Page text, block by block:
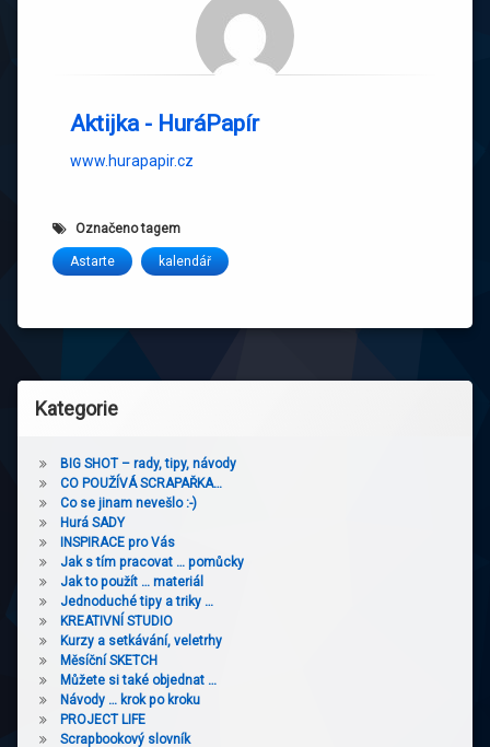
Aktijka - HuráPapír
www.hurapapir.cz
Označeno tagem
Astarte kalendář
Kategorie
BIG SHOT – rady, tipy, návody
CO POUŽÍVÁ SCRAPAŘKA…
Co se jinam nevešlo :-)
Hurá SADY
INSPIRACE pro Vás
Jak s tím pracovat … pomůcky
Jak to použít … materiál
Jednoduché tipy a triky …
KREATIVNÍ STUDIO
Kurzy a setkávání, veletrhy
Měsíční SKETCH
Můžete si také objednat …
Návody … krok po kroku
PROJECT LIFE
Scrapbookový slovník